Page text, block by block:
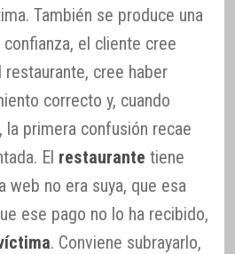
También se produce una
el cliente cree
cree haber
correcto y, cuando
la primera confusión recae
El restaurante tiene
web no era suya, que esa
ese pago no lo ha recibido,
. Conviene subrayarlo,